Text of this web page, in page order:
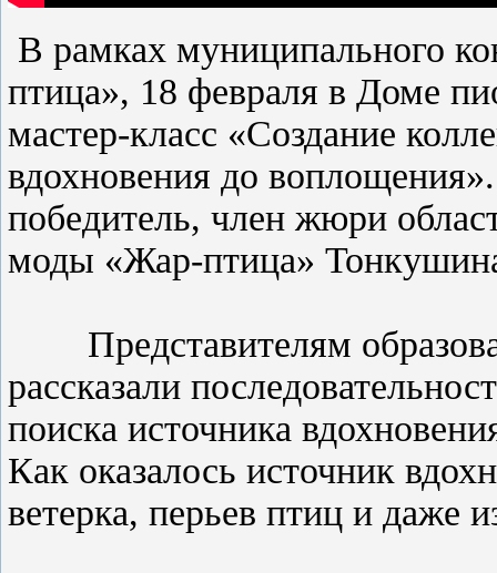
В рамках муниципального
птица», 18 февраля в Доме
мастер-класс «Создание
вдохновения до
победитель, член жюри
моды «Жар-птица»
Представителям
рассказали
поиска источника
Как оказалось источник
ветерка, перьев птиц и даже